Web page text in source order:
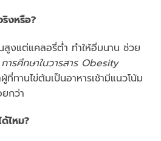
งหรือ?
สูงแต่แคลอรี่ต่ำ ทำให้อิ่มนาน ช่วย
การศึกษาในวารสาร Obesity
ทานไข่ต้มเป็นอาหารเช้ามีแนวโน้ม
กว่า
ไหม?